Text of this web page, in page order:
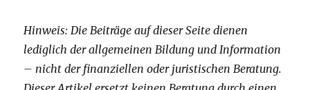
Hinweis: Die Beiträge auf dieser Seite dienen
lediglich der allgemeinen Bildung und Information
– nicht der finanziellen oder juristischen Beratung.